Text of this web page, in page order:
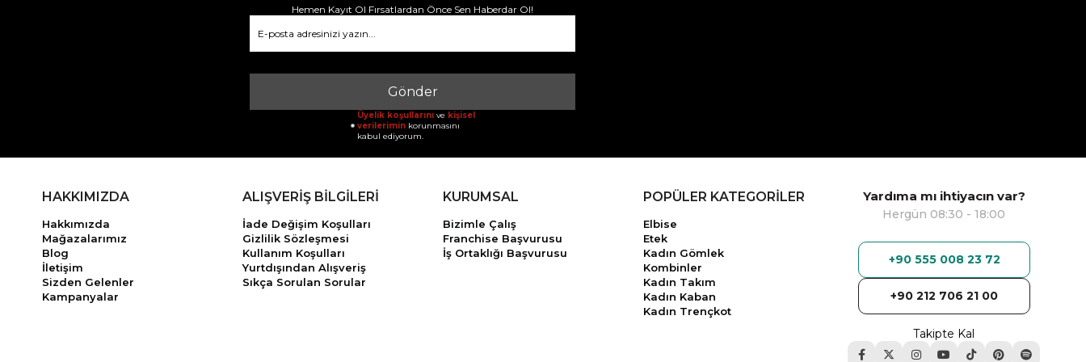
Hemen Kayıt Ol Fırsatlardan Önce Sen Haberdar Ol!
Gönder
Üyelik koşullarını ve kişisel
verilerimin korunmasını
kabul ediyorum.
HAKKIMIZDA
Hakkımızda
Mağazalarımız
Blog
İletişim
Sizden Gelenler
Kampanyalar
ALIŞVERİŞ BİLGİLERİ
İade Değişim Koşulları
Gizlilik Sözleşmesi
Kullanım Koşulları
Yurtdışından Alışveriş
Sıkça Sorulan Sorular
KURUMSAL
Bizimle Çalış
Franchise Başvurusu
İş Ortaklığı Başvurusu
POPÜLER KATEGORİLER
Elbise
Etek
Kadın Gömlek
Kombinler
Kadın Takım
Kadın Kaban
Kadın Trençkot
Yardıma mı ihtiyacın var?
Hergün 08:30 - 18:00
+90 555 008 23 72
+90 212 706 21 00
Takipte Kal